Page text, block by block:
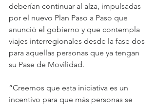
deberían continuar al alza, impulsadas
por el nuevo Plan Paso a Paso que
anunció el gobierno y que contempla
viajes interregionales desde la fase dos
para aquellas personas que ya tengan
su Pase de Movilidad.
“Creemos que esta iniciativa es un
incentivo para que más personas se